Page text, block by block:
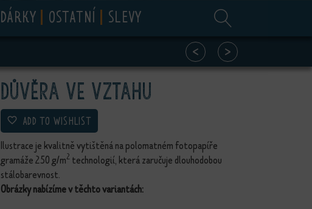
DÁRKY OSTATNÍ SLEVY
< >
Důvěra ve vztahu
ADD TO WISHLIST
Ilustrace je kvalitně vytištěná na polomatném fotopapíře
gramáže 250 g/m2 technologií, která zaručuje dlouhodobou
stálobarevnost.
Obrázky nabízíme v těchto variantách: